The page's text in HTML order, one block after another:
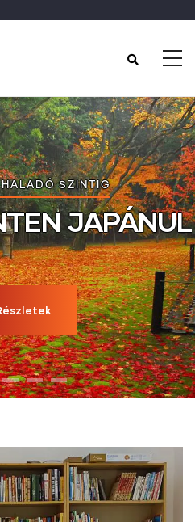
HALADÓ SZINTIG
JAPÁNUL